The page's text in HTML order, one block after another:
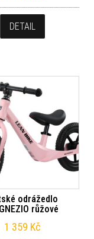
DETAIL
odrážedlo
růžové
1 359 Kč